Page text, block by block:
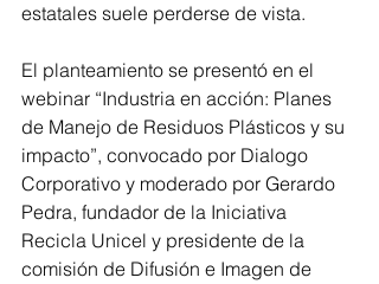
estatales suele perderse de vista.
El planteamiento se presentó en el
webinar “Industria en acción: Planes
de Manejo de Residuos Plásticos y su
impacto”, convocado por Dialogo
Corporativo y moderado por Gerardo
Pedra, fundador de la Iniciativa
Recicla Unicel y presidente de la
comisión de Difusión e Imagen de